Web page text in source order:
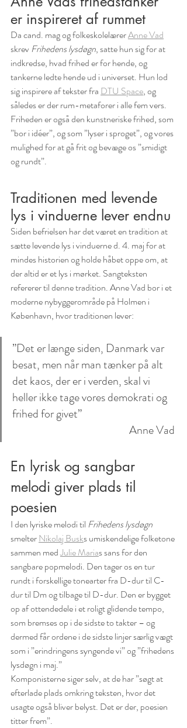
er inspireret af rummet
Da cand. mag og folkeskolelærer Anne Vad
skrev Frihedens lysdøgn, satte hun sig for at
indkredse, hvad frihed er for hende, og
tankerne ledte hende ud i universet. Hun lod
sig inspirere af tekster fra DTU Space, og
således er der rum-metaforer i alle fem vers.
Friheden er også den kunstneriske frihed, som
”bor i idéer”, og som ”lyser i sproget”, og vores
mulighed for at gå frit og bevæge os ”smidigt
og rundt”.
Traditionen med levende
lys i vinduerne lever endnu
Siden befrielsen har det været en tradition at
sætte levende lys i vinduerne d. 4. maj for at
mindes historien og holde håbet oppe om, at
der altid er et lys i mørket. Sangteksten
refererer til denne tradition. Anne Vad bor i et
moderne nybyggerområde på Holmen i
København, hvor traditionen lever:
”Det er længe siden, Danmark var
besat, men når man tænker på alt
det kaos, der er i verden, skal vi
heller ikke tage vores demokrati og
frihed for givet”
					Anne Vad
En lyrisk og sangbar
melodi giver plads til
poesien
I den lyriske melodi til Frihedens lysdøgn
smelter Nikolaj Busks umiskendelige folketone
sammen med Julie Marias sans for den
sangbare popmelodi. Den tager os en tur
rundt i forskellige tonearter fra D-dur til C-
dur til Dm og tilbage til D-dur. Den er bygget
op af ottendedele i et roligt glidende tempo,
som bremses op i de sidste to takter – og
dermed får ordene i de sidste linjer særlig vægt
som i ”erindringens syngende vi” og ”frihedens
lysdøgn i maj.”
Komponisterne siger selv, at de har ”søgt at
efterlade plads omkring teksten, hvor det
usagte også bliver belyst. Det er der, poesien
titter frem”.